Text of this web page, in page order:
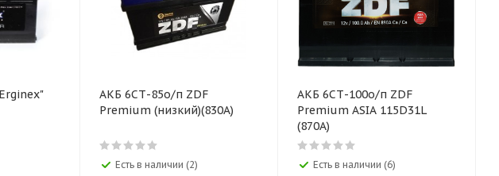
АКБ 6СТ-85о/п ZDF
Premium (низкий)(830A)
Есть в наличии (2)
АКБ 6СТ-100о/п ZDF
Premium ASIA 115D31L
(870A)
Есть в наличии (6)